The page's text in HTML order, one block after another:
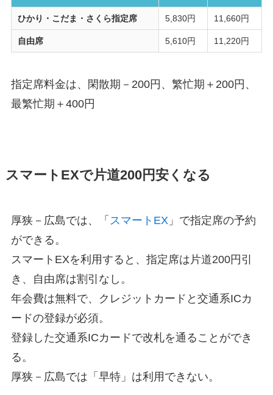
ひかり・こだま・さくら指定席 5,830円 11,660円
自由席 5,610円 11,220円
指定席料金は、閑散期－200円、繁忙期＋200円、
最繁忙期＋400円
スマートEXで片道200円安くなる
厚狭－広島では、「 スマートEX 」で指定席の予約
ができる。
スマートEXを利用すると、指定席は片道200円引
き、自由席は割引なし。
年会費は無料で、クレジットカードと交通系ICカ
ードの登録が必須。
登録した交通系ICカードで改札を通ることができ
る。
厚狭－広島では「早特」は利用できない。